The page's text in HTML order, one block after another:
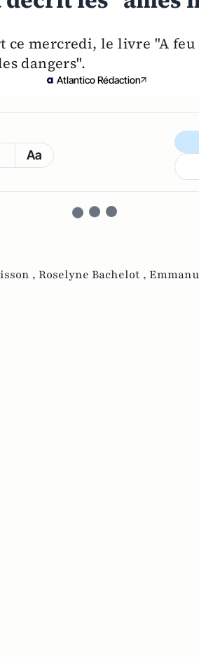
ce mercredi, le livre "A feu
dangers".
Atlantico Rédaction
Aa
, Roselyne Bachelot ,